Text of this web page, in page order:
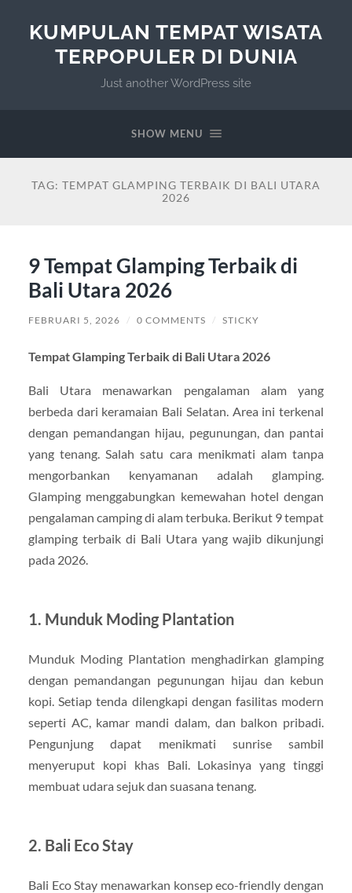
KUMPULAN TEMPAT WISATA
TERPOPULER DI DUNIA
Just another WordPress site
SHOW MENU
TAG: TEMPAT GLAMPING TERBAIK DI BALI UTARA
2026
9 Tempat Glamping Terbaik di
Bali Utara 2026
FEBRUARI 5, 2026 / 0 COMMENTS / STICKY
Tempat Glamping Terbaik di Bali Utara 2026
Bali Utara menawarkan pengalaman alam yang
berbeda dari keramaian Bali Selatan. Area ini terkenal
dengan pemandangan hijau, pegunungan, dan pantai
yang tenang. Salah satu cara menikmati alam tanpa
mengorbankan kenyamanan adalah glamping.
Glamping menggabungkan kemewahan hotel dengan
pengalaman camping di alam terbuka. Berikut 9 tempat
glamping terbaik di Bali Utara yang wajib dikunjungi
pada 2026.
1. Munduk Moding Plantation
Munduk Moding Plantation menghadirkan glamping
dengan pemandangan pegunungan hijau dan kebun
kopi. Setiap tenda dilengkapi dengan fasilitas modern
seperti AC, kamar mandi dalam, dan balkon pribadi.
Pengunjung dapat menikmati sunrise sambil
menyeruput kopi khas Bali. Lokasinya yang tinggi
membuat udara sejuk dan suasana tenang.
2. Bali Eco Stay
Bali Eco Stay menawarkan konsep eco-friendly dengan